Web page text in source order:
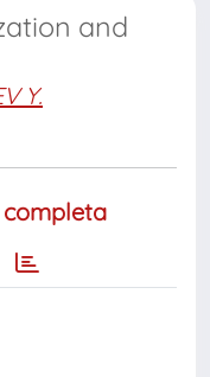
and
Y.
completa